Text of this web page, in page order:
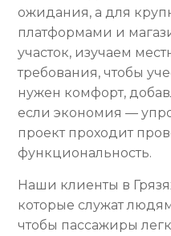
ожидания, а для
платформами и
участок, изучаем
требования, чтобы
нужен комфорт,
если экономия —
проект проходит
функциональность.
Наши клиенты в
которые служат
чтобы пассажиры